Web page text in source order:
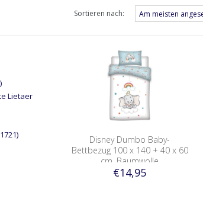
Sortieren nach:
Lietaer
Disney Dumbo Baby-
Bettbezug 100 x 140 + 40 x 60
cm, Baumwolle
€14,95